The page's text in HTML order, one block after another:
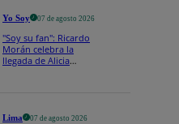
Yo Soy 07 de agosto 2026
"Soy su fan": Ricardo
Morán celebra la
llegada de Alicia
Lima 07 de agosto 2026